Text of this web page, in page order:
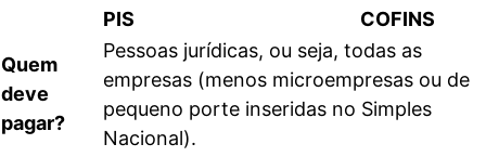
PIS
COFINS
Quem
deve
pagar?
Pessoas jurídicas, ou seja, todas as
empresas (menos microempresas ou de
pequeno porte inseridas no Simples
Nacional).